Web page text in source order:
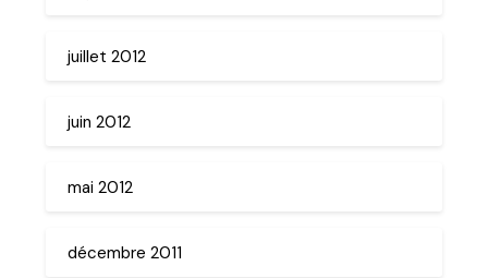
juillet 2012
juin 2012
mai 2012
décembre 2011